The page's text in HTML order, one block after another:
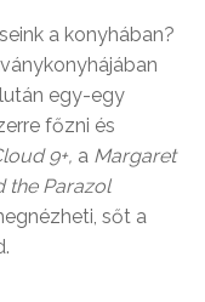
a konyhában?
egy-egy
főzni és
9+, a Margaret
the Parazol
sőt a